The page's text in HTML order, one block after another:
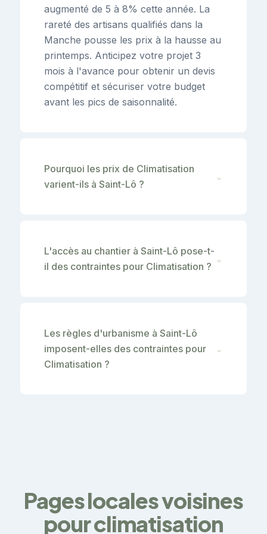
augmenté de 5 à 8% cette année. La
rareté des artisans qualifiés dans la
Manche pousse les prix à la hausse au
printemps. Anticipez votre projet 3
mois à l'avance pour obtenir un devis
compétitif et sécuriser votre budget
avant les pics de saisonnalité.
Pourquoi les prix de Climatisation
varient-ils à Saint-Lô ?
⌄
L'accès au chantier à Saint-Lô pose-t-
il des contraintes pour Climatisation ?
⌄
Les règles d'urbanisme à Saint-Lô
imposent-elles des contraintes pour
Climatisation ?
⌄
Pages locales voisines
pour climatisation